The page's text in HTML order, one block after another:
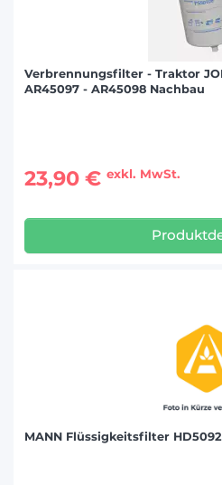
Verbrennungsfilter - Traktor
AR45097 - AR45098 Nachbau
23,90 € exkl. MwSt.
MANN Flüssigkeitsfilter